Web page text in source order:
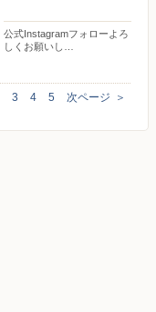
公式Instagramフォローよろ
しくお願いし…
3 4 5 次ページ ＞